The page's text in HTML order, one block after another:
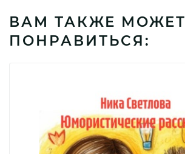
ВАМ ТАКЖЕ МОЖЕТ
ПОНРАВИТЬСЯ: